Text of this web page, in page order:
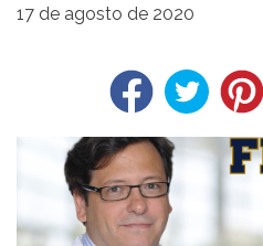
17 de agosto de 2020
FacebookTwitter